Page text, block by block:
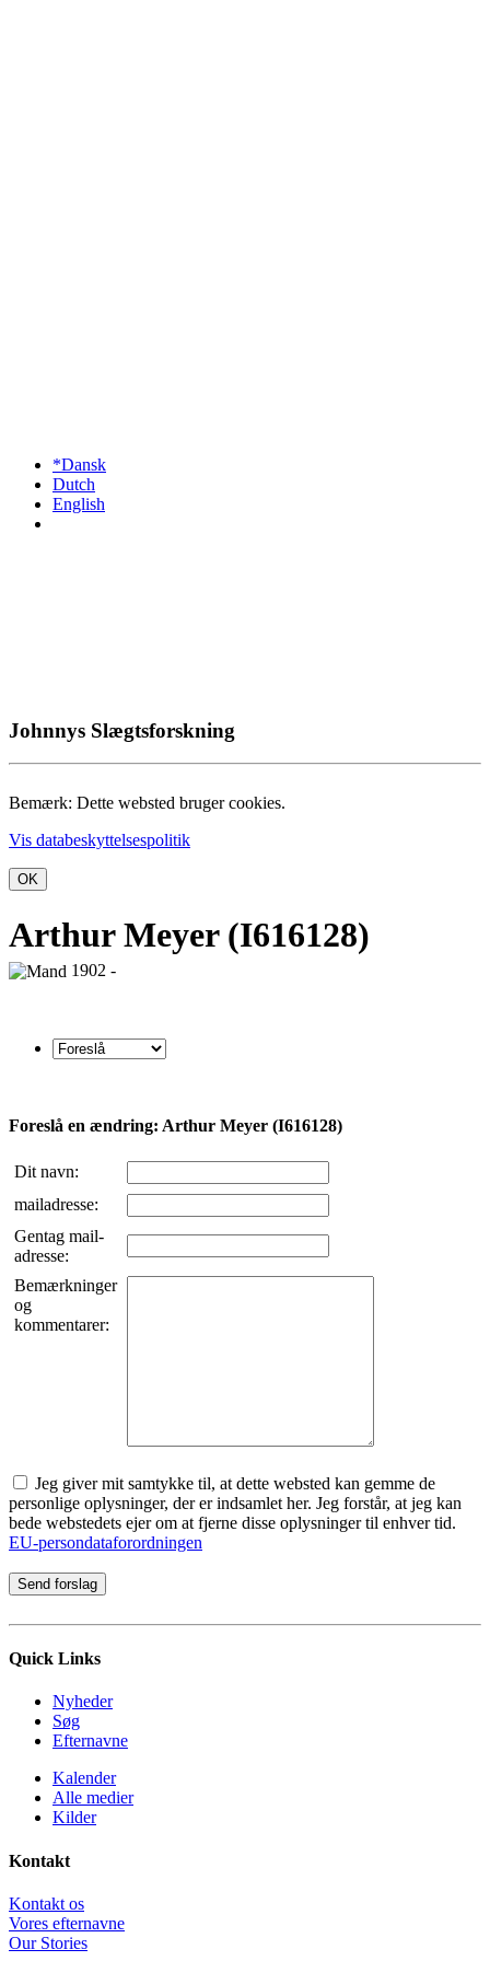
*Dansk
Dutch
English
Johnnys Slægtsforskning
Bemærk: Dette websted bruger cookies.
Vis databeskyttelsespolitik
OK
Arthur Meyer (I616128)
1902 -
Foreslå en ændring: Arthur Meyer (I616128)
Dit navn:
mailadresse:
Gentag mail-
adresse:
Bemærkninger
og
kommentarer:
Jeg giver mit samtykke til, at dette websted kan gemme de
personlige oplysninger, der er indsamlet her. Jeg forstår, at jeg kan
bede webstedets ejer om at fjerne disse oplysninger til enhver tid.
EU-persondataforordningen
Quick Links
Nyheder
Søg
Efternavne
Kalender
Alle medier
Kilder
Kontakt
Kontakt os
Vores efternavne
Our Stories